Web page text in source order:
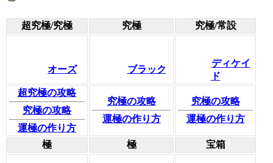
超究極/究極 究極 究極/常設
オーズ ブラック
ディケイ
ド
超究極の攻略
究極の攻略
運極の作り方
究極の攻略
運極の作り方
究極の攻略
運極の作り方
極 極 宝箱